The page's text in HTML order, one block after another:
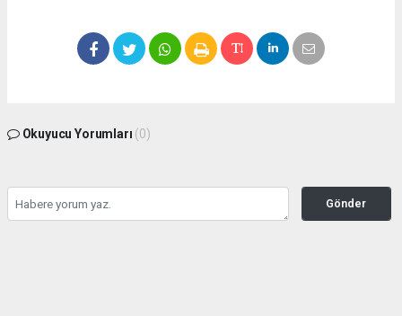
Okuyucu Yorumları (0)
Gönder